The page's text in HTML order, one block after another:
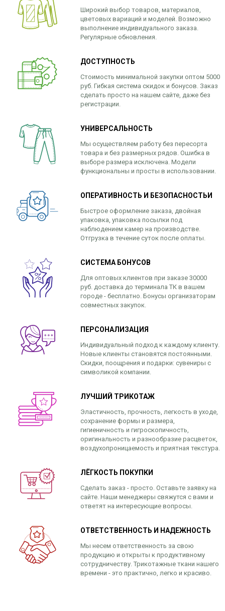
Широкий выбор товаров, материалов,
цветовых вариаций и моделей. Возможно
выполнение индивидуального заказа.
Регулярные обновления.
ДОСТУПНОСТЬ
Стоимость минимальной закупки оптом 5000
руб. Гибкая система скидок и бонусов. Заказ
сделать просто на нашем сайте, даже без
регистрации.
УНИВЕРСАЛЬНОСТЬ
Мы осуществляем работу без пересорта
товара и без размерных рядов. Ошибка в
выборе размера исключена. Модели
функциональны и просты в использовании.
ОПЕРАТИВНОСТЬ И БЕЗОПАСНОСТЬИ
Быстрое оформление заказа, двойная
упаковка, упаковка посылки под
наблюдением камер на производстве.
Отгрузка в течение суток после оплаты.
СИСТЕМА БОНУСОВ
Для оптовых клиентов при заказе 30000
руб. доставка до терминала ТК в вашем
городе - бесплатно. Бонусы организаторам
совместных закупок.
ПЕРСОНАЛИЗАЦИЯ
Индивидуальный подход к каждому клиенту.
Новые клиенты становятся постоянными.
Скидки, поощрения и подарки: сувениры с
символикой компании.
ЛУЧШИЙ ТРИКОТАЖ
Эластичность, прочность, легкость в уходе,
сохранение формы и размера,
гигиеничность и гигроскопичность,
оригинальность и разнообразие расцветок,
воздухопроницаемость и приятная текстура.
ЛЁГКОСТЬ ПОКУПКИ
Сделать заказ - просто. Оставьте заявку на
сайте. Наши менеджеры свяжутся с вами и
ответят на интересующие вопросы.
ОТВЕТСТВЕННОСТЬ И НАДЕЖНОСТЬ
Мы несем ответственность за свою
продукцию и открыты к продуктивному
сотрудничеству. Трикотажные ткани нашего
времени - это практично, легко и красиво.